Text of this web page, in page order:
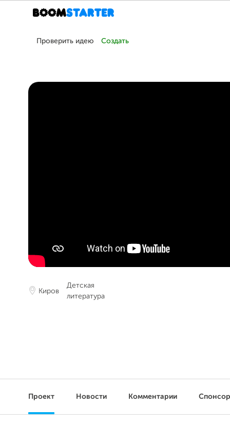
Проверить идею Создать
Киров
Детская
литература
Проект Новости Комментарии